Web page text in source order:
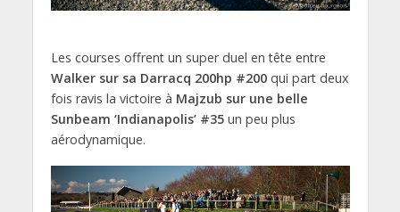
Les courses offrent un super duel en tête entre
Walker sur sa Darracq 200hp #200qui part deux
fois ravis la victoire à Majzub sur une belle
Sunbeam ‘Indianapolis’ #35un peu plus
aérodynamique.